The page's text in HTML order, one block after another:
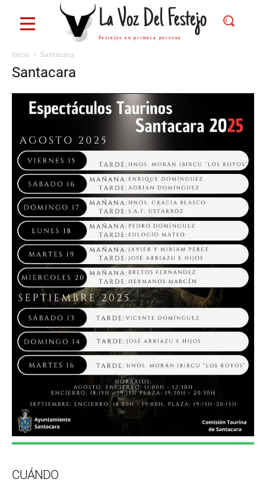
La Voz Del Festejo
Festejos en primera persona
Inicio Santacara
Santacara
CUÁNDO